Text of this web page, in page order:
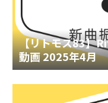
【リトモス83】
動画 2025年4月